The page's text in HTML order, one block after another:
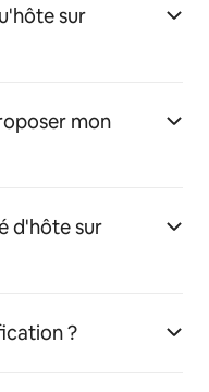
sur
mon
d'hôte sur
?